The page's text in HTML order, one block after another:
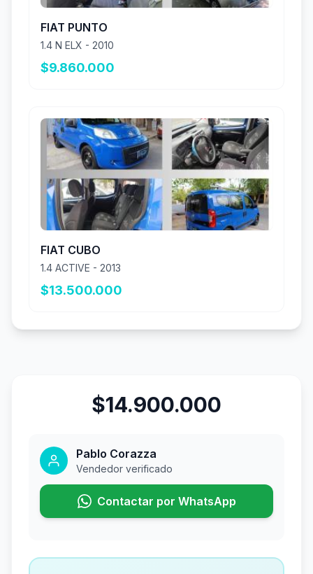
FIAT PUNTO
1.4 N ELX - 2010
$9.860.000
FIAT CUBO
1.4 ACTIVE - 2013
$13.500.000
$14.900.000
Pablo Corazza
Vendedor verificado
Contactar por WhatsApp